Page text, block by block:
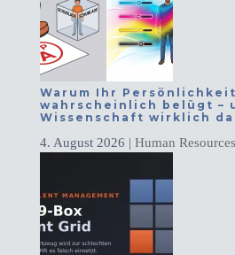
Warum Ihr
wahrscheinlich belügt –
Wissenschaft wirklich
4. August 2026 | Human Resources